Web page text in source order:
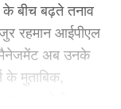
के बीच बढ़ते तनाव
रहमान आईपीएल
अब उनके
के मुताबिक,